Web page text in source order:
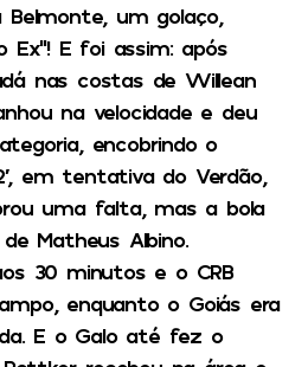
Belmonte, um golaço,
Ex”! E foi assim: após
nas costas de Willean
na velocidade e deu
encobrindo o
em tentativa do Verdão,
uma falta, mas a bola
Matheus Albino.
30 minutos e o CRB
enquanto o Goiás era
E o Galo até fez o